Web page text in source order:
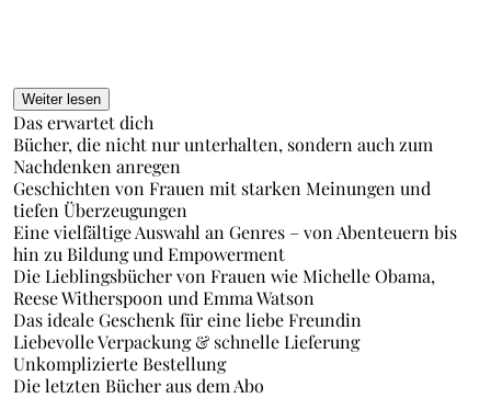
Weiter lesen
Das erwartet dich
Bücher, die nicht nur unterhalten, sondern auch zum
Nachdenken anregen
Geschichten von Frauen mit starken Meinungen und
tiefen Überzeugungen
Eine vielfältige Auswahl an Genres – von Abenteuern bis
hin zu Bildung und Empowerment
Die Lieblingsbücher von Frauen wie Michelle Obama,
Reese Witherspoon und Emma Watson
Das ideale Geschenk für eine liebe Freundin
Liebevolle Verpackung & schnelle Lieferung
Unkomplizierte Bestellung
Die letzten Bücher aus dem Abo